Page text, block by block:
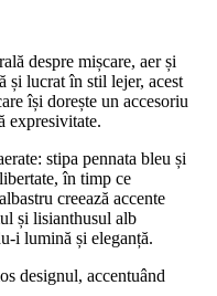
despre mișcare, aer și
și lucrat în stil lejer, acest
își dorește un accesoriu
expresivitate.
stipa pennata bleu și
în timp ce
creează accente
și lisianthusul alb
i lumină și eleganță.
designul, accentuând